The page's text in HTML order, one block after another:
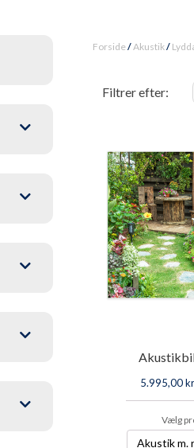
Forside/ Akustik/
Filtrer efter:
5.995,00
Vælg